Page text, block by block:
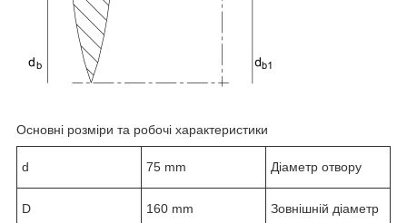
Основні розміри та робочі характеристики
d 75 mm Діаметр отвору
D 160 mm Зовнішній діаметр